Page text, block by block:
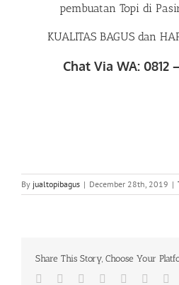
pembuatan Topi di
KUALITAS BAGUS dan
Chat Via WA: 0812
By jualtopibagus | December 28th, 2019 |
Share This Story, Choose Your
Facebook
TwitterLinkedIn
Reddit Whatsapp
Tumblr